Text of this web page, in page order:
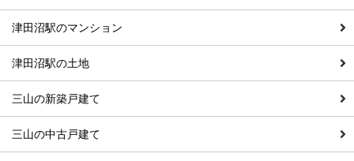
津田沼駅のマンション
津田沼駅の土地
三山の新築戸建て
三山の中古戸建て